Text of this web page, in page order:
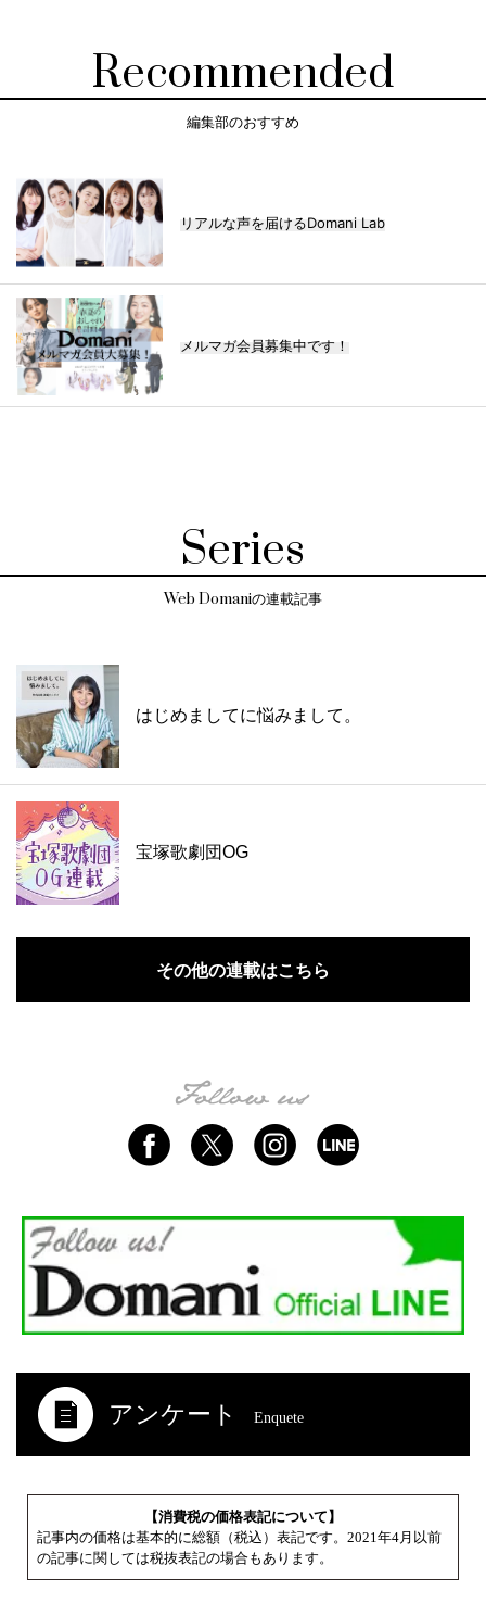
Recommended
編集部のおすすめ
リアルな声を届けるDomani Lab
メルマガ会員募集中です！
Series
Web Domaniの連載記事
はじめましてに悩みまして。
宝塚歌劇団OG
その他の連載はこちら
アンケート Enquete
【消費税の価格表記について】
記事内の価格は基本的に総額（税込）表記です。2021年4月以前
の記事に関しては税抜表記の場合もあります。